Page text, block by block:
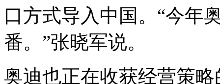
口方式导入中国。“今年
番。”张晓军说。
奥迪也正在收获经营策